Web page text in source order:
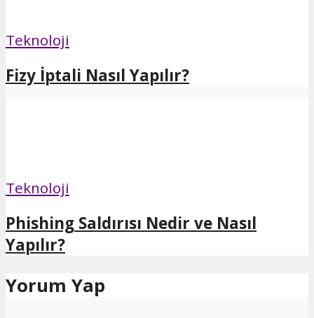
Teknoloji
Fizy İptali Nasıl Yapılır?
Teknoloji
Phishing Saldırısı Nedir ve Nasıl
Yapılır?
Yorum Yap